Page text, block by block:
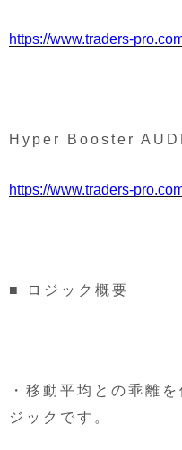
https://www.traders-
Hyper Booster
https://www.traders-
■ ロジック概要
・移動平均との乖離
ジックです。